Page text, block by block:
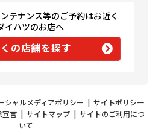
テナンス等のご予約はお近く
イハツのお店へ
の店舗を探す
シャルメディアポリシー | サイトポリシー
宣言| サイトマップ| サイトのご利用につ
いて